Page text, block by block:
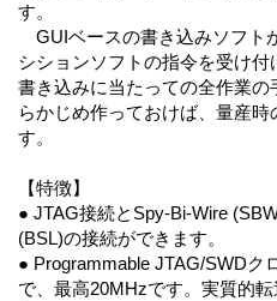
す。
GUIベースの書き込みソフト
シションソフトの指令を受け付
書き込みに当たっての全作業
らかじめ作っておけば、量産
す。
【特徴】
● JTAG接続とSpy-Bi-Wire
(BSL)の接続ができます。
● Programmable JTAG/SWDク
で、最高20MHzです。実質的